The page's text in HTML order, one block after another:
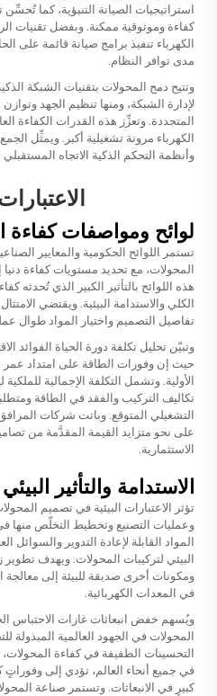
استراتيجيات الصيانة التنبؤية، كما
كفاءة وموثوقية ممكنة. وبفضل تقنيات
الكهرباء تنفيذ برامج صيانة قائمة على
مدى توافر النظام.
وتتيح دمج المحولات بتقنيات الشبكة
لإدارة الشبكة، ومنها تنظيم الجهد
المتجددة. وتعزِّز هذه القدرات الكفاءة
الكهرباء مرونة تشغيلية أكبر. ويمثِّل
وأنظمة التحكم الذكية الاتجاه
لوائح ومواصفات كفاءة
تستمر اللوائح الحكومية والمعايير
المحولات، مع تحديد مستويات كفاءة دنيا
هذه اللوائح بالتأثير الكبير الذي تُحدثه
الكلي والاستدامة البيئية. ويقتضي
تفاصيل التصميم واختيار المواد طوال
وتبيّن تحليل تكلفة دورة الحياة الفوائد
حيث إن وفورات الطاقة على امتداد عمر
الأولية. وتشمل التكلفة الإجمالية
تكاليف التركيب والفقد في الطاقة
التشغيلي المتوقع. وباتت شركات
على نحو متزايد القيمة المقدَّمة من
الاستثمارية.
الاستدامة والتأثير البيئي
تؤثر الاعتبارات البيئية في تصميم
وعمليات التصنيع وتخطيط التخلّص منها
المواد القابلة لإعادة التدوير والسوائل
البيئي لتركيبات المحولات. ويهدف تطوير
ومكونات أخرى صديقة للبيئة إلى معالجة
في المعدات الكهربائية.
ويُسهم خفض انبعاثات غازات الاحتباس
المحولات في الجهود العالمية المبذولة
التحسينات الطفيفة في كفاءة
في جميع أنحاء العالم، تؤدي إلى
كبيرٍ في الانبعاثات. وتستمر صناعة